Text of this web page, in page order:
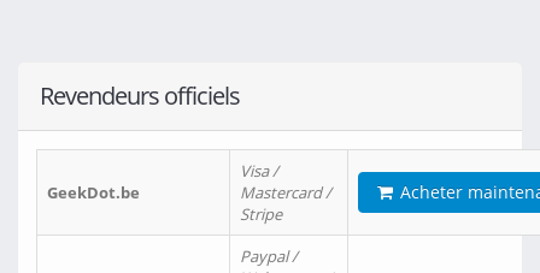
Revendeurs officiels
GeekDot.be
Visa /
Mastercard /
Stripe
Acheter
Paypal /